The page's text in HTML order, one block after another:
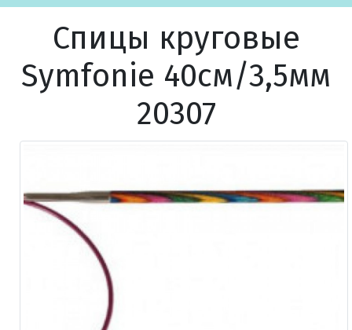
Спицы круговые
Symfonie 40см/3,5мм
20307